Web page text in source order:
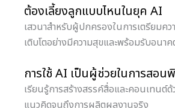
ต้องเลี้ยงลูกแบบไหนในยุค AI
เสวนาสำหรับผู้ปกครองในการเตรียมค
เติบโตอย่างมีความสุขและพร้อมรับอนาค
การใช้ AI เป็นผู้ช่วยในการสอน
เรียนรู้การสร้างสรรค์สื่อและคอนเทนต์
แนวคิดจนถึงการผลิตผลงานจริง